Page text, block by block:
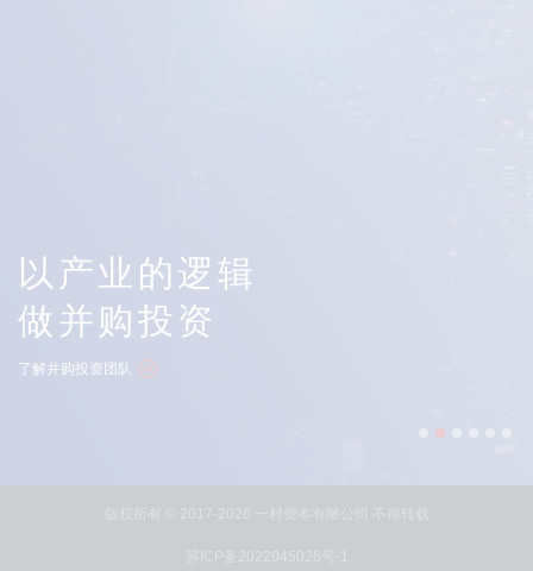
以产业的逻辑
做并购投资
了解并购投资团队